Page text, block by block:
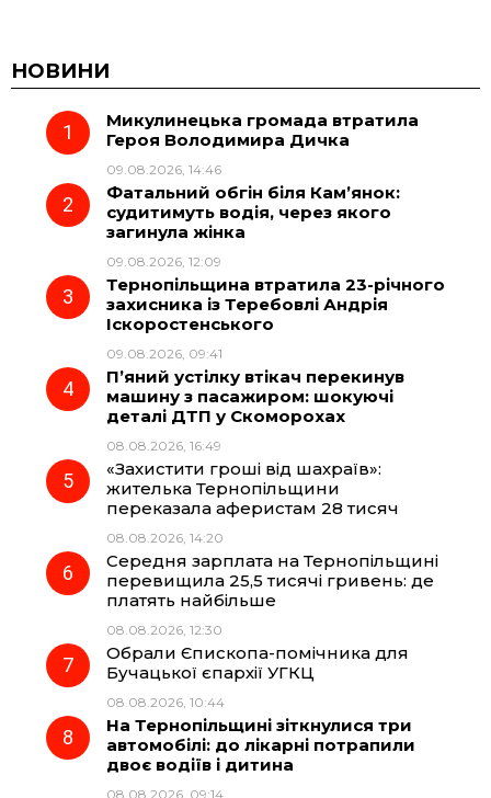
c
e
o
o
e
g
r
a
t
p
НОВИНИ
Микулинецька громада втратила
Героя Володимира Дичка
09.08.2026, 14:46
Фатальний обгін біля Кам’янок:
судитимуть водія, через якого
загинула жінка
09.08.2026, 12:09
Тернопільщина втратила 23-річного
захисника із Теребовлі Андрія
Іскоростенського
09.08.2026, 09:41
П’яний устілку втікач перекинув
машину з пасажиром: шокуючі
деталі ДТП у Скоморохах
08.08.2026, 16:49
«Захистити гроші від шахраїв»:
жителька Тернопільщини
переказала аферистам 28 тисяч
08.08.2026, 14:20
Середня зарплата на Тернопільщині
перевищила 25,5 тисячі гривень: де
платять найбільше
08.08.2026, 12:30
Обрали Єпископа-помічника для
Бучацької єпархії УГКЦ
08.08.2026, 10:44
На Тернопільщині зіткнулися три
автомобілі: до лікарні потрапили
двоє водіїв і дитина
08.08.2026, 09:14